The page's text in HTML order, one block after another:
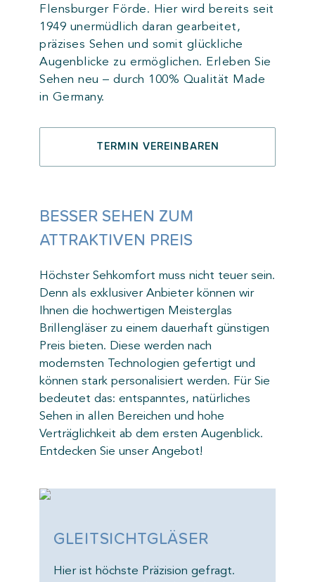
Jetzt Termin vereinbaren
support@staging.optik-hallmann.de
Servicehotline 0800/412 6000
Jetzt Termin vereinbaren
support@staging.optik-hallmann.de
Servicehotline 0800/412 6000
Jetzt Termin vereinbaren
RATENZAHLUNG
BRILLENVERSICHERUNG
ALLES ÜBER KINDERBRILLEN
support@staging.optik-hallmann.de
AUTOFAHREN
SPORTBRILLEN-GLÄSER
GLEITSICHTGLAS-OPTIONEN
support@staging.optik-hallmann.de
WISSEN
support@staging.optik-hallmann.de
0800 412 6000
Flensburger Förde. Hier wird bereits seit
1949 unermüdlich daran gearbeitet,
präzises Sehen und somit glückliche
Augenblicke zu ermöglichen. Erleben Sie
Sehen neu – durch 100% Qualität Made
in Germany.
TERMIN VEREINBAREN
BESSER SEHEN ZUM
ATTRAKTIVEN PREIS
Höchster Sehkomfort muss nicht teuer sein.
Denn als exklusiver Anbieter können wir
Ihnen die hochwertigen Meisterglas
Brillengläser zu einem dauerhaft günstigen
Preis bieten. Diese werden nach
modernsten Technologien gefertigt und
können stark personalisiert werden. Für Sie
bedeutet das: entspanntes, natürliches
Sehen in allen Bereichen und hohe
Verträglichkeit ab dem ersten Augenblick.
Entdecken Sie unser Angebot!
GLEITSICHTGLÄSER
Hier ist höchste Präzision gefragt.